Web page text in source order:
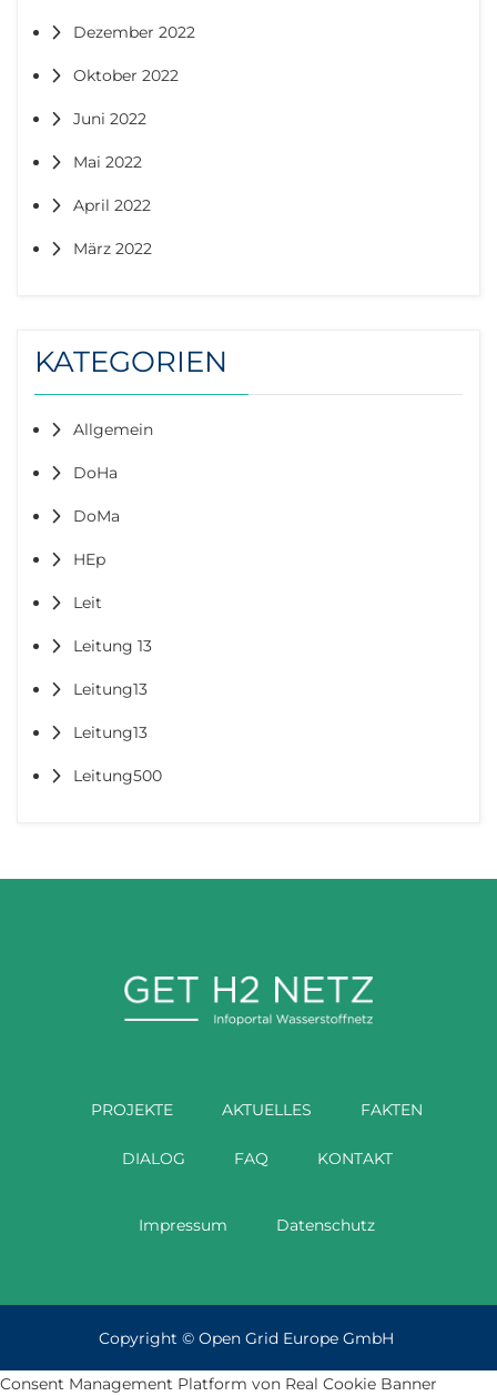
Dezember 2022
Oktober 2022
Juni 2022
Mai 2022
April 2022
März 2022
KATEGORIEN
Allgemein
DoHa
DoMa
HEp
Leit
Leitung 13
Leitung13
Leitung13
Leitung500
PROJEKTE AKTUELLES FAKTEN
DIALOG FAQ KONTAKT
Impressum Datenschutz
Copyright © Open Grid Europe GmbH
Consent Management Platform von Real Cookie Banner